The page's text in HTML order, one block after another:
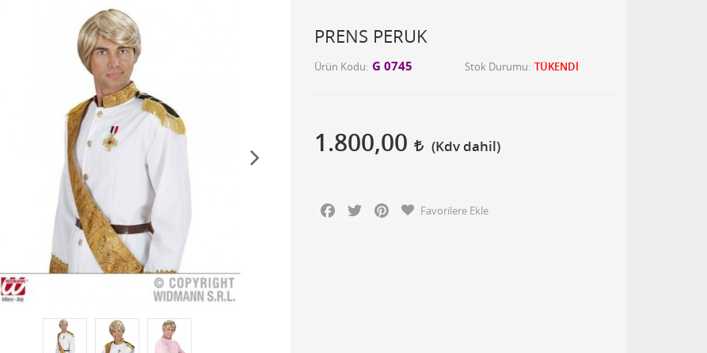
PRENS PERUK
Ürün Kodu G 0745 Stok Durumu TÜKENDİ
1.800,00
Facebook
Twitter PinterestFavorilere Ekle